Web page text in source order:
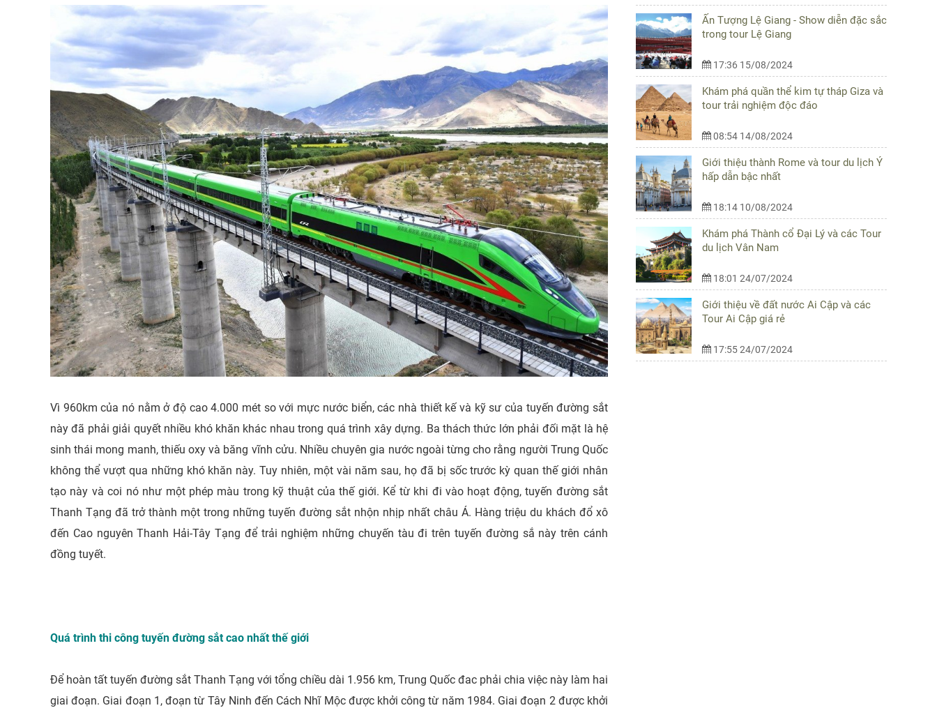
Vì 960km của nó nằm ở độ cao 4.000 mét so với mực nước biển, các nhà thiết kế và kỹ sư của tuyến đường sắt
này đã phải giải quyết nhiều khó khăn khác nhau trong quá trình xây dựng. Ba thách thức lớn phải đối mặt là hệ
sinh thái mong manh, thiếu oxy và băng vĩnh cửu. Nhiều chuyên gia nước ngoài từng cho rằng người Trung Quốc
không thể vượt qua những khó khăn này. Tuy nhiên, một vài năm sau, họ đã bị sốc trước kỳ quan thế giới nhân
tạo này và coi nó như một phép màu trong kỹ thuật của thế giới. Kể từ khi đi vào hoạt động, tuyến đường sắt
Thanh Tạng đã trở thành một trong những tuyến đường sắt nhộn nhịp nhất châu Á. Hàng triệu du khách đổ xô
đến Cao nguyên Thanh Hải-Tây Tạng để trải nghiệm những chuyến tàu đi trên tuyến đường sắ này trên cánh
đồng tuyết.
Quá trình thi công tuyến đường sắt cao nhất thế giới
Để hoàn tất tuyến đường sắt Thanh Tạng với tổng chiều dài 1.956 km, Trung Quốc đac phải chia việc này làm hai
giai đoạn. Giai đoạn 1, đoạn từ Tây Ninh đến Cách Nhĩ Mộc được khởi công từ năm 1984. Giai đoạn 2 được khởi
Ấn Tượng Lệ Giang - Show diễn đặc sắc
trong tour Lệ Giang
17:36 15/08/2024
Khám phá quần thể kim tự tháp Giza và
tour trải nghiệm độc đáo
08:54 14/08/2024
Giới thiệu thành Rome và tour du lịch Ý
hấp dẫn bậc nhất
18:14 10/08/2024
Khám phá Thành cổ Đại Lý và các Tour
du lịch Vân Nam
18:01 24/07/2024
Giới thiệu về đất nước Ai Cập và các
Tour Ai Cập giá rẻ
17:55 24/07/2024